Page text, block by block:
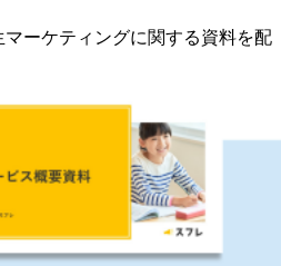
ーケティングに関する資料を配